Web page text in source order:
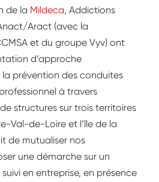
de la Mildeca, Addictions
Aract (avec la
et du groupe Vyv) ont
d’approche
prévention des conduites
à travers
structures sur trois territoires
Val-de-Loire et l’île de la
de mutualiser nos
une démarche sur un
en entreprise, en présence